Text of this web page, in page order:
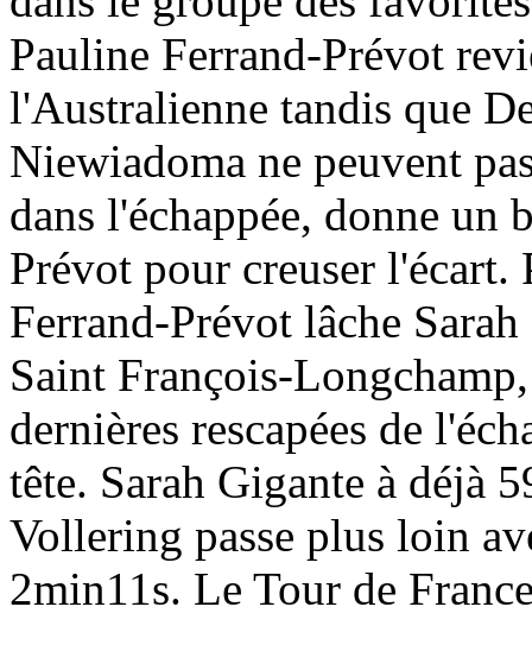
Pauline Ferrand-Prévot
l'Australienne tandis que
Niewiadoma ne peuvent
dans l'échappée, donne un
Prévot pour creuser
Ferrand-Prévot lâche
Saint François-
dernières rescapées de
tête. Sarah Gigante à déjà
Vollering passe plus loin
2min11s. Le Tour de